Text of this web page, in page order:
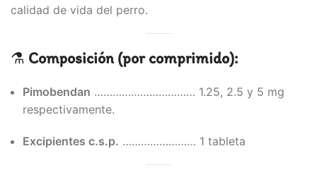
calidad de vida del perro.
⚗️ Composición (por comprimido):
Pimobendan …………………………… 1.25, 2.5 y 5 mg
respectivamente.
Excipientes c.s.p. …………………… 1 tableta